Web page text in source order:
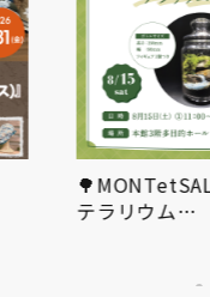
🌳MONTetSALON
テラリウム…